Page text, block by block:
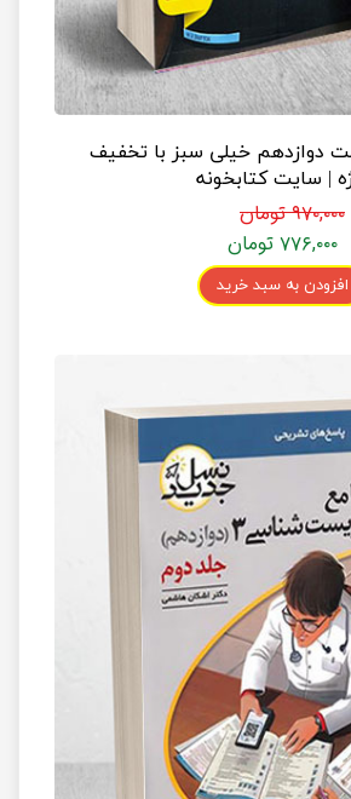
دوازدهم خیلی سبز با تخفیف
| سایت کتابخونه
۹۷۰,۰۰۰ تومان
۷۷۶,۰۰۰ تومان
افزودن به سبد خرید